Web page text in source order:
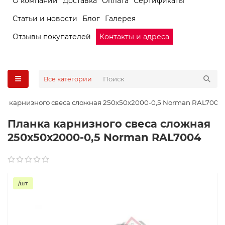
Статьи и новости
Блог
Галерея
Отзывы покупателей
Контакты и адреса
Все категории
карнизного свеса сложная 250х50х2000-0,5 Norman RAL7004
Планка карнизного свеса сложная
250х50х2000-0,5 Norman RAL7004
/шт